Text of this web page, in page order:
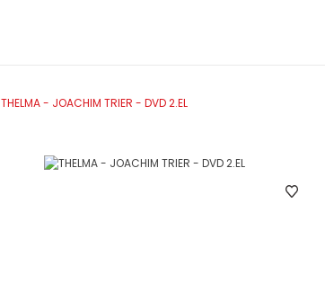
THELMA - JOACHIM TRIER - DVD 2.EL